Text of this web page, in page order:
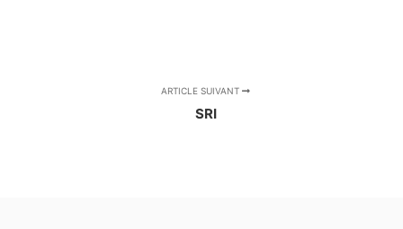
ARTICLE SUIVANT
SRI